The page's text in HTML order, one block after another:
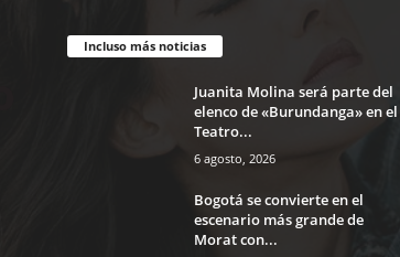
Incluso más noticias
Juanita Molina será parte del
elenco de «Burundanga» en el
Teatro...
6 agosto, 2026
Bogotá se convierte en el
escenario más grande de
Morat con...